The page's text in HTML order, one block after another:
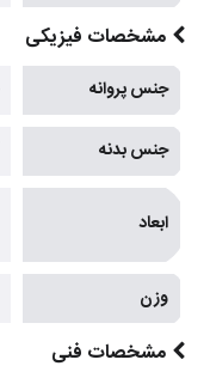
مشخصات فیزیکی
جنس پروانه
جنس بدنه
ابعاد
وزن
مشخصات فنی